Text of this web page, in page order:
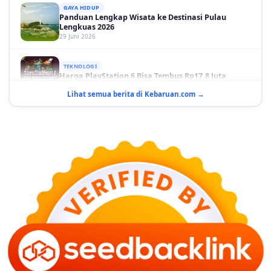
Panduan Lengkap Wisata ke Destinasi Pulau
Lengkuas 2026
29 Juni 2026
Harga PlayStation 6 Bisa Tembus Rp17,8 Juta
29 Juni 2026
KESEHATAN
Bahaya Memakai Softlens untuk Mata yang Jarang
Diketahui
29 Juni 2026
NASIONAL
PLN Kalimantan Lakukan Manajemen Beban
Akibat Gangguan PLTGU
29 Juni 2026
Lihat semua berita di Kebaruan.com →